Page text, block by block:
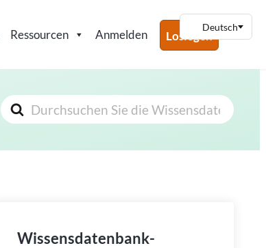
Ressourcen Anmelden Loslegen
Suchen
nach
Wissensdatenbank-